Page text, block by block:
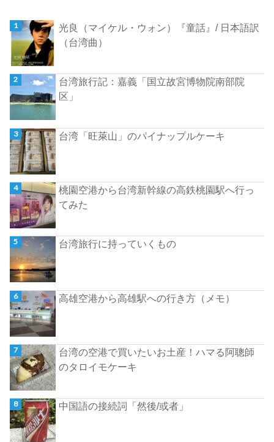
光良（マイケル・ウォン）『童話』/ 日本語訳
（台湾曲）
台湾旅行記：嘉義「国立故宮博物院南部院
区」
台湾「旺萊山」のパイナップルケーキ
桃園空港から台湾新幹線の高鉄桃園駅へ行っ
てみた
台湾旅行に持っていくもの
高雄空港から高雄駅への行き方（メモ）
台湾の空港で買いたいお土産！ハマる阿聰師
のタロイモケーキ
中国語の接続詞「然後/或者」